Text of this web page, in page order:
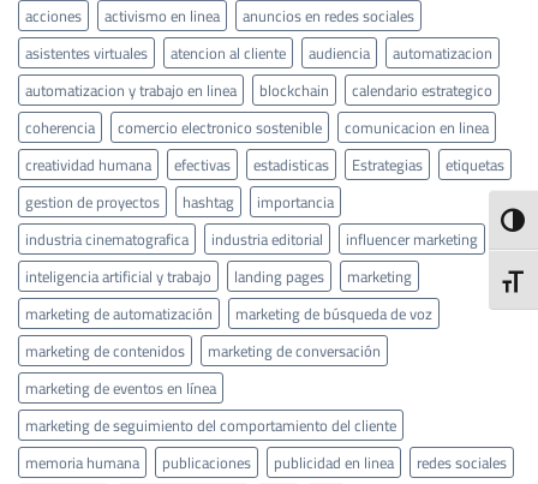
acciones activismo en linea
anuncios en redes sociales
asistentes virtuales
atencion al cliente audiencia
automatizacion
automatizacion y trabajo en linea
blockchain
calendario estrategico
coherencia
comercio electronico sostenible
comunicacion en linea
creatividad humana
efectivas estadisticas Estrategias
etiquetas
gestion de proyectos
hashtag
importancia
industria cinematografica
industria editorial
influencer marketing
inteligencia artificial y trabajo
landing pages
marketing
marketing de automatización
marketing de búsqueda de voz
marketing de contenidos
marketing de conversación
marketing de eventos en línea
marketing de seguimiento del comportamiento del cliente
memoria humana
publicaciones publicidad en linea
redes sociales